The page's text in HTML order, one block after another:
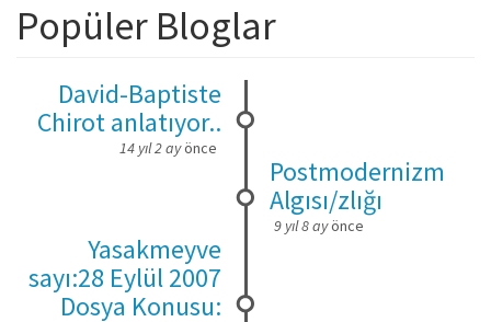
Popüler Bloglar
David-Baptiste
Chirot anlatıyor..
14 yıl 2 ayönce
Postmodernizm
Algısı/zlığı
9 yıl 8 ayönce
Yasakmeyve
sayı:28 Eylül 2007
Dosya Konusu: